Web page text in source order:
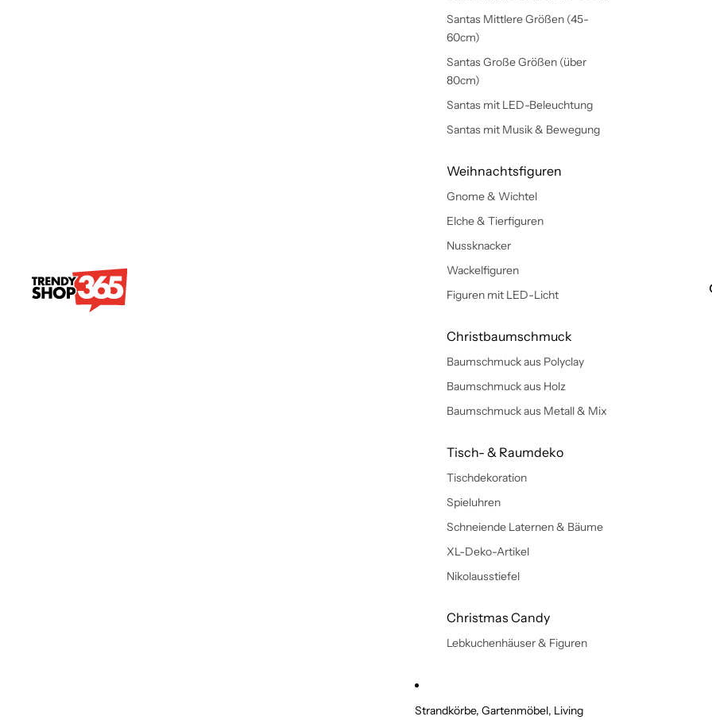
Santas Mittlere Größen (45-
60cm)
Santas Große Größen (über
80cm)
Santas mit LED-Beleuchtung
Santas mit Musik & Bewegung
Weihnachtsfiguren
Gnome & Wichtel
Elche & Tierfiguren
Nussknacker
Wackelfiguren
Figuren mit LED-Licht
Christbaumschmuck
Baumschmuck aus Polyclay
Baumschmuck aus Holz
Baumschmuck aus Metall & Mix
Tisch- & Raumdeko
Tischdekoration
Spieluhren
Schneiende Laternen & Bäume
XL-Deko-Artikel
Nikolausstiefel
Christmas Candy
Lebkuchenhäuser & Figuren
Strandkörbe, Gartenmöbel, Living